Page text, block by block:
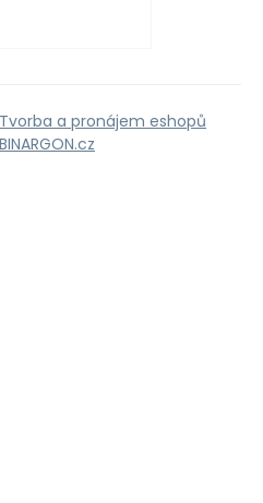
Tvorba a pronájem eshopů
BINARGON.cz